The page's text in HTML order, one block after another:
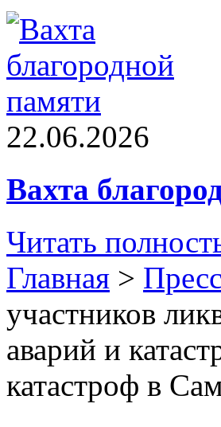
22.06.2026
Вахта
Читать
Главная >
участников
аварий и
катастроф в